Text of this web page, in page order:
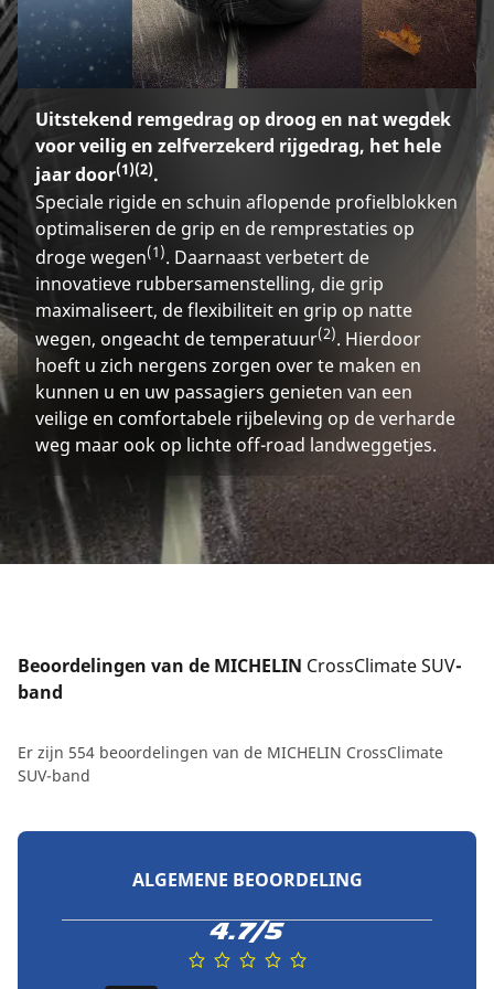
Uitstekend remgedrag op droog en nat wegdek
voor veilig en zelfverzekerd rijgedrag, het hele
jaar door(1)(2).
Speciale rigide en schuin aflopende profielblokken
optimaliseren de grip en de remprestaties op
droge wegen(1). Daarnaast verbetert de
innovatieve rubbersamenstelling, die grip
maximaliseert, de flexibiliteit en grip op natte
wegen, ongeacht de temperatuur(2). Hierdoor
hoeft u zich nergens zorgen over te maken en
kunnen u en uw passagiers genieten van een
veilige en comfortabele rijbeleving op de verharde
weg maar ook op lichte off-road landweggetjes.
Beoordelingen van de MICHELIN CrossClimate SUV-
band
Er zijn 554 beoordelingen van de MICHELIN CrossClimate
SUV-band
ALGEMENE BEOORDELING
4.7/5